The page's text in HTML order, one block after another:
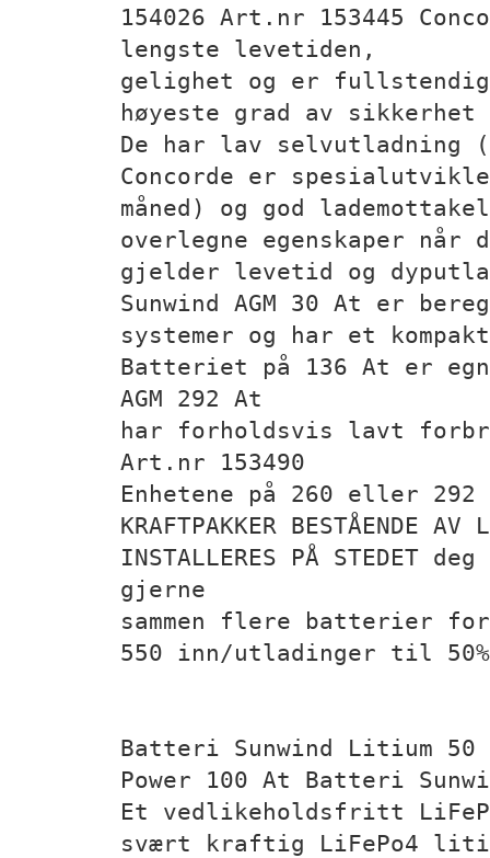
154026 Art.nr 153445
lengste levetiden,
gelighet og er
høyeste grad av
De har lav selvutladning
Concorde er
måned) og god
overlegne egenskaper når
gjelder levetid og
Sunwind AGM 30 At er
systemer og har et
Batteriet på 136 At er
AGM 292 At
har forholdsvis lavt
Art.nr 153490
Enhetene på 260 eller
KRAFTPAKKER BESTÅENDE AV
INSTALLERES PÅ STEDET
gjerne
sammen flere batterier
550 inn/utladinger til
Batteri Sunwind Litium
Power 100 At Batteri
Et vedlikeholdsfritt
svært kraftig LiFePo4